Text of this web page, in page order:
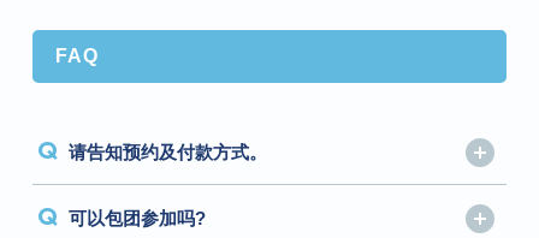
FAQ
Q 请告知预约及付款方式。
Q 可以包团参加吗?